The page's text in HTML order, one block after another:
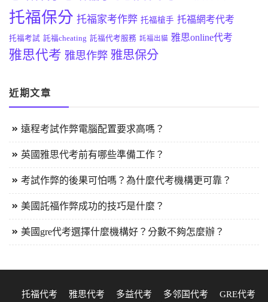
托福保分 托福家考作弊 托福槍手 托福網考代考
托福考試 託福cheating 託福代考服務 託福出貓 雅思online代考
雅思代考 雅思作弊 雅思保分
近期文章
遠程考試作弊電腦配置要求高嗎？
英國雅思代考前有哪些準備工作？
考試作弊的後果可怕嗎？為什麼代考機構更可靠？
美國託福作弊成功的技巧是什麼？
美國gre代考選擇什麼機構好？分數不夠怎麼辦？
托福代考 雅思代考 多益代考 多邻国代考
GRE代考